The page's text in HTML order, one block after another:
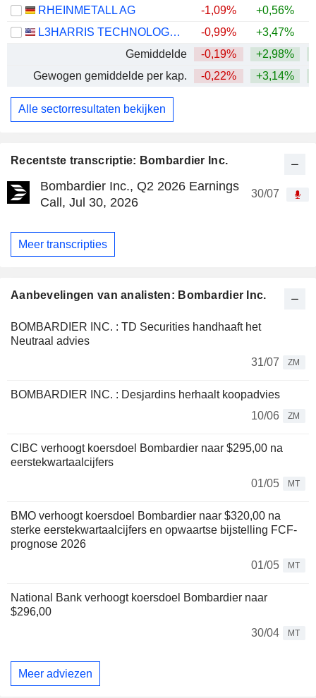
Recentste transcriptie: Bombardier Inc.
Bombardier Inc., Q2 2026 Earnings
Call, Jul 30, 2026
30/07
Meer transcripties
Aanbevelingen van analisten: Bombardier Inc.
BOMBARDIER INC. : TD Securities handhaaft het
Neutraal advies
31/07
ZM
BOMBARDIER INC. : Desjardins herhaalt koopadvies
10/06
ZM
CIBC verhoogt koersdoel Bombardier naar $295,00 na
eerstekwartaalcijfers
01/05
MT
BMO verhoogt koersdoel Bombardier naar $320,00 na
sterke eerstekwartaalcijfers en opwaartse bijstelling FCF-
prognose 2026
01/05
MT
National Bank verhoogt koersdoel Bombardier naar
$296,00
30/04
MT
Meer adviezen
RHEINMETALL AG
-1,09% +0,56%
L3HARRIS TECHNOLOGIES, INC.
-0,99% +3,47%
Gemiddelde
-0,19% +2,98%
Gewogen gemiddelde per kap.
-0,22% +3,14%
Alle sectorresultaten bekijken